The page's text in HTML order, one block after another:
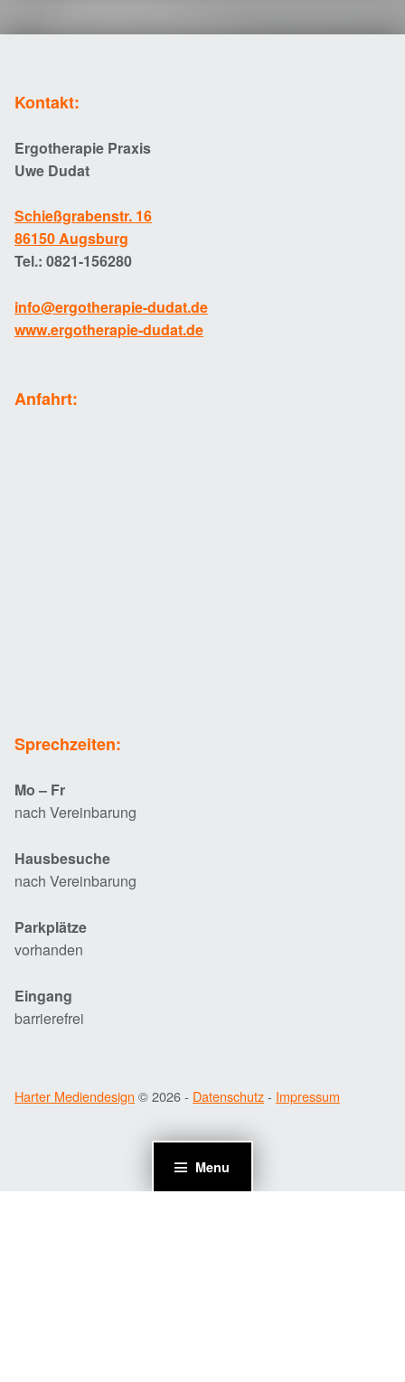
Menu
Kontakt:
Ergotherapie Praxis
Uwe Dudat
Schießgrabenstr. 16
86150 Augsburg
Tel.: 0821-156280
info@ergotherapie-dudat.de
www.ergotherapie-dudat.de
Anfahrt:
Sprechzeiten:
Mo – Fr
nach Vereinbarung
Hausbesuche
nach Vereinbarung
Parkplätze
vorhanden
Eingang
barrierefrei
Harter Mediendesign © 2026 - Datenschutz- Impressum